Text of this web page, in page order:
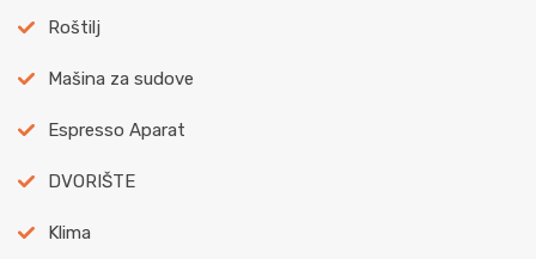
Roštilj
Mašina za sudove
Espresso Aparat
DVORIŠTE
Klima